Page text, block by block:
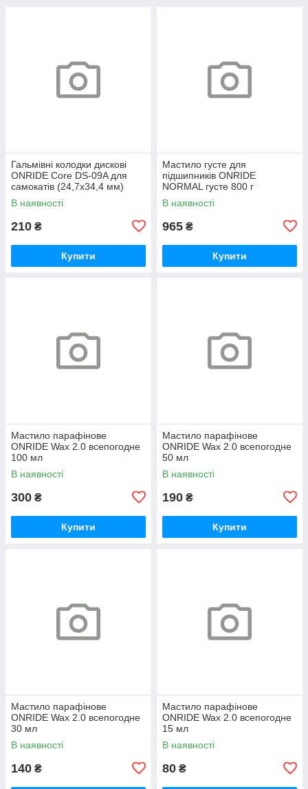
Гальмівні колодки дискові
ONRIDE Core DS-09A для
самокатів (24,7х34,4 мм)
напівметал
В наявності
210 ₴
Купити
Мастило густе для
підшипників ONRIDE
NORMAL густе 800 г
(металева банка)
В наявності
965 ₴
Купити
Мастило парафінове
ONRIDE Wax 2.0 всепогодне
100 мл
В наявності
300 ₴
Купити
Мастило парафінове
ONRIDE Wax 2.0 всепогодне
50 мл
В наявності
190 ₴
Купити
Мастило парафінове
ONRIDE Wax 2.0 всепогодне
30 мл
В наявності
140 ₴
Мастило парафінове
ONRIDE Wax 2.0 всепогодне
15 мл
В наявності
80 ₴